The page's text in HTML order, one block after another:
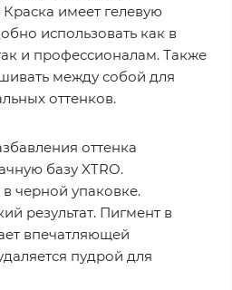
имеет гелевую
использовать как в
и профессионалам. Также
между собой для
оттенков.
оттенка
базу XTRO.
в черной упаковке.
результат. Пигмент в
впечатляющей
пудрой для